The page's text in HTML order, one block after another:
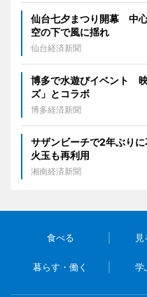
仙台七夕まつり開幕 中
空の下で風に揺れ
仙台経済新聞
博多で水遊びイベント
ズ」とコラボ
博多経済新聞
サザンビーチで2年ぶり
火玉も再利用
湘南経済新聞
食べる
暮らす・働く 学